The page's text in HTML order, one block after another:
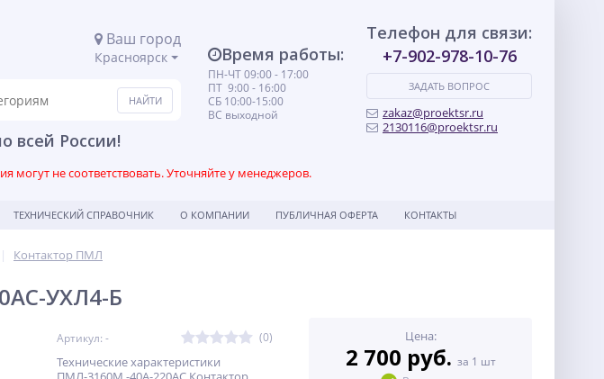
Ваш город
Красноярск
всей России!
Время работы:
ПН-ЧТ 09:00 - 17:00
ПТ 9:00 - 16:00
СБ 10:00-15:00
ВС выходной
Телефон для связи:
+7-902-978-10-76
ЗАДАТЬ ВОПРОС
zakaz@proektsr.ru
2130116@proektsr.ru
могут не соответствовать. Уточняйте у менеджеров.
ТЕХНИЧЕСКИЙ СПРАВОЧНИК О КОМПАНИИ ПУБЛИЧНАЯ ОФЕРТА КОНТАКТЫ
Контактор ПМЛ
УХЛ4-Б
Артикул: - (0)
Технические характеристики
Цена:
2 700 руб. за 1 шт